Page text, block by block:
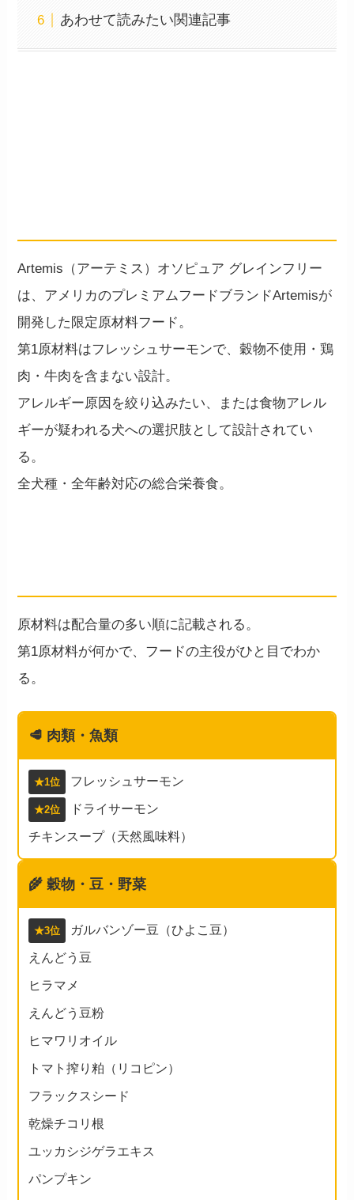
あわせて読みたい関連記事
Artemis（アーテミス）オソピュア グレインフリー
は、アメリカのプレミアムフードブランドArtemisが
開発した限定原材料フード。
第1原材料はフレッシュサーモンで、穀物不使用・鶏
肉・牛肉を含まない設計。
アレルギー原因を絞り込みたい、または食物アレル
ギーが疑われる犬への選択肢として設計されてい
る。
全犬種・全年齢対応の総合栄養食。
原材料は配合量の多い順に記載される。
第1原材料が何かで、フードの主役がひと目でわか
る。
🥩 肉類・魚類
★1位 フレッシュサーモン
★2位
ドライサーモン
チキンスープ（天然風味料）
🌾 穀物・豆・野菜
★3位
ガルバンゾー豆（ひよこ豆）
えんどう豆
ヒラマメ
えんどう豆粉
ヒマワリオイル
トマト搾り粕（リコピン）
フラックスシード
乾燥チコリ根
ユッカシジゲラエキス
パンプキン